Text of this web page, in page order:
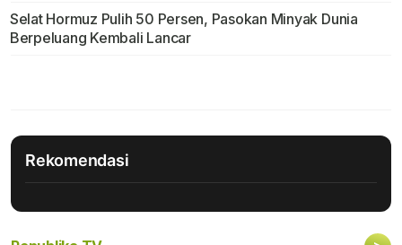
Selat Hormuz Pulih 50 Persen, Pasokan Minyak Dunia
Berpeluang Kembali Lancar
Rekomendasi